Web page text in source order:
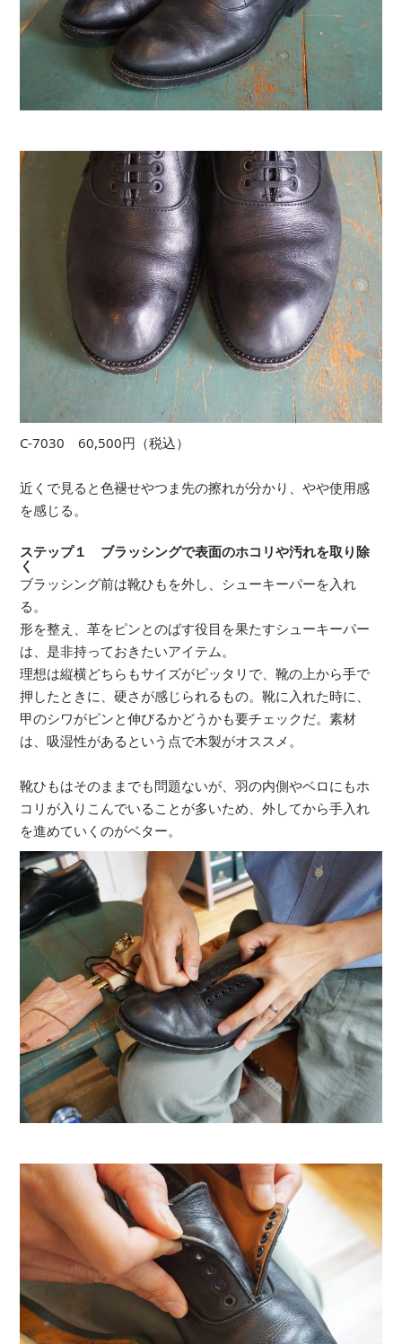
C-7030 60,500円（税込）
近くで見ると色褪せやつま先の擦れが分かり、やや使用感
を感じる。
ステップ１ ブラッシングで表面のホコリや汚れを取り除
く
ブラッシング前は靴ひもを外し、シューキーパーを入れ
る。
形を整え、革をピンとのばす役目を果たすシューキーパー
は、是非持っておきたいアイテム。
理想は縦横どちらもサイズがピッタリで、靴の上から手で
押したときに、硬さが感じられるもの。靴に入れた時に、
甲のシワがピンと伸びるかどうかも要チェックだ。素材
は、吸湿性があるという点で木製がオススメ。
靴ひもはそのままでも問題ないが、羽の内側やベロにもホ
コリが入りこんでいることが多いため、外してから手入れ
を進めていくのがベター。